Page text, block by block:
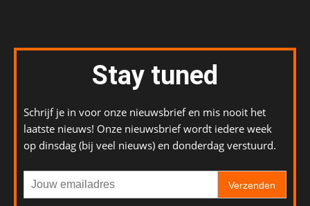
Stay tuned
Schrijf je in voor onze nieuwsbrief en mis nooit het
laatste nieuws! Onze nieuwsbrief wordt iedere week
op dinsdag (bij veel nieuws) en donderdag verstuurd.
Verzenden